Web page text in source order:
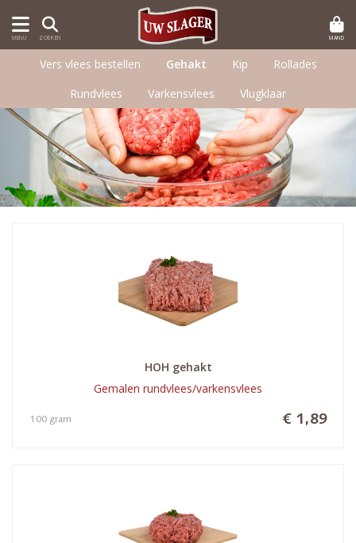
MENU ZOEKEN MAND
Vers vlees bestellen Gehakt Kip
Rollades
Rundvlees
Varkensvlees Vlugklaar
HOH gehakt
Gemalen rundvlees/varkensvlees
€ 1,89
100 gram